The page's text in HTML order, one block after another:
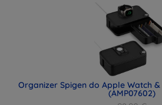
Organizer Spigen do Apple Watch &
(AMP07602)